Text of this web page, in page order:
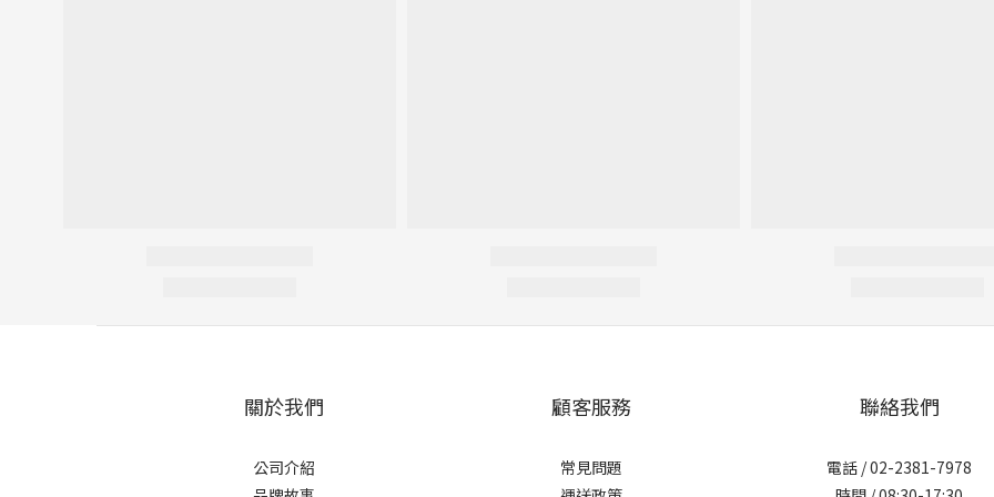
關於我們
公司介紹
顧客服務
常見問題
聯絡我們
電話 / 02-2381-7978